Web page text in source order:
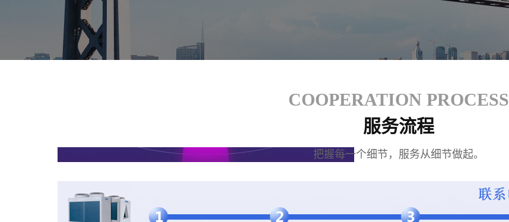
COOPERATION PROCESS
服务流程
把握每一个细节，服务从细节做起。